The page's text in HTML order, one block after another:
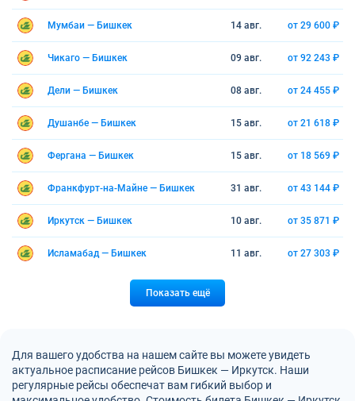
Мумбаи — Бишкек 14 авг. от 29 600 ₽
Чикаго — Бишкек 09 авг. от 92 243 ₽
Дели — Бишкек 08 авг. от 24 455 ₽
Душанбе — Бишкек 15 авг. от 21 618 ₽
Фергана — Бишкек 15 авг. от 18 569 ₽
Франкфурт-на-Майне — Бишкек 31 авг. от 43 144 ₽
Иркутск — Бишкек 10 авг. от 35 871 ₽
Исламабад — Бишкек 11 авг. от 27 303 ₽
Показать ещё
Для вашего удобства на нашем сайте вы можете увидеть
актуальное расписание рейсов Бишкек — Иркутск. Наши
регулярные рейсы обеспечат вам гибкий выбор и